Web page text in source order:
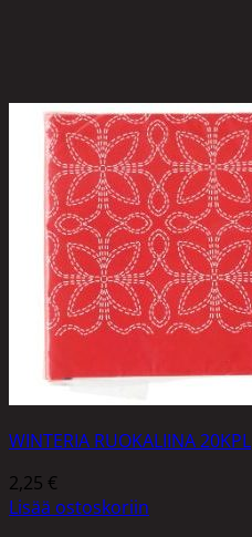
WINTERIA RUOKALIINA 20KPL
2,25 €
Lisää ostoskoriin